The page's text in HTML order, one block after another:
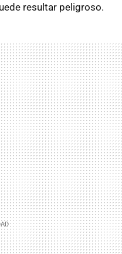
resultar peligroso.